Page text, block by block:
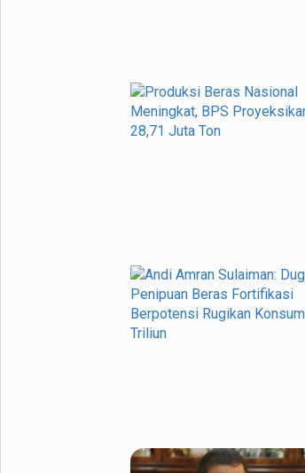
Hukum & Kriminal
Internasional
Citizen
Pemerintahan
Bulutangkis
Golf
Parenting